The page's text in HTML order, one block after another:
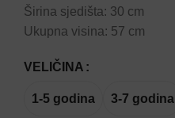
Širina sjedišta: 30 cm
Ukupna visina: 57 cm
VELIČINA
1-5 godina 3-7 godina